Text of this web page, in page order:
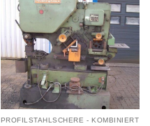
PROFILSTAHLSCHERE - KOMBINIERT